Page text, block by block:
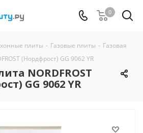
0
плиты - Газовые плиты - Газовая
(Нордфрост) GG 9062 YR
NORDFROST
GG 9062 YR